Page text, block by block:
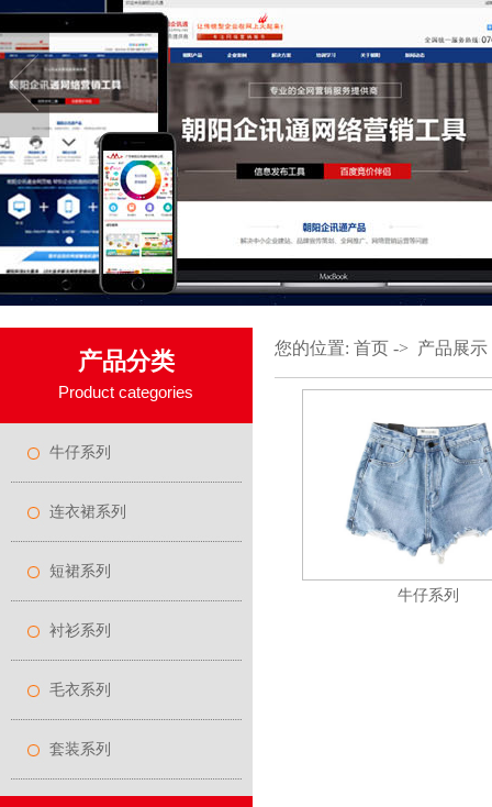
产品分类
Product categories
牛仔系列
连衣裙系列
短裙系列
衬衫系列
毛衣系列
套装系列
您的位置: 首页 -> 产品展示
牛仔系列